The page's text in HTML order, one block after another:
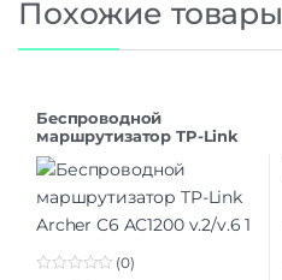
Похожие товары
Беспроводной
маршрутизатор TP-Link
Archer C6 AC1200 v.2/v.6
(0)